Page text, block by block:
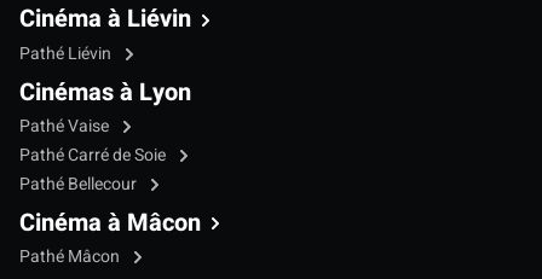
Cinéma à Liévin
Pathé Liévin
Cinémas à Lyon
Pathé Vaise
Pathé Carré de Soie
Pathé Bellecour
Cinéma à Mâcon
Pathé Mâcon